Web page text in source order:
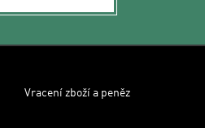
Vracení zboží a peněz